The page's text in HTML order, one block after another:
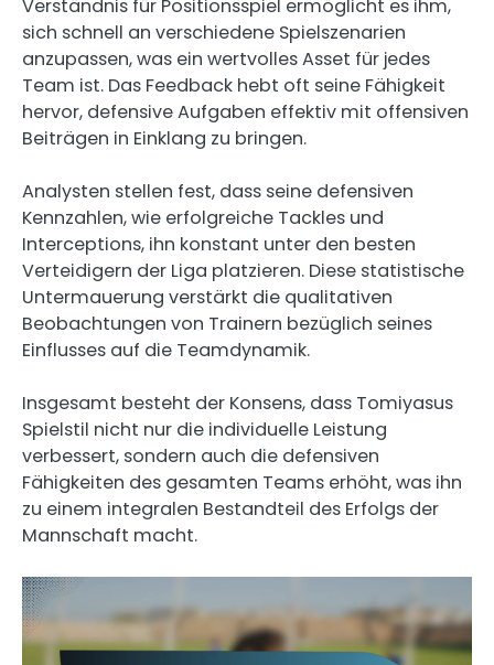
Verständnis für Positionsspiel ermöglicht es ihm,
sich schnell an verschiedene Spielszenarien
anzupassen, was ein wertvolles Asset für jedes
Team ist. Das Feedback hebt oft seine Fähigkeit
hervor, defensive Aufgaben effektiv mit offensiven
Beiträgen in Einklang zu bringen.
Analysten stellen fest, dass seine defensiven
Kennzahlen, wie erfolgreiche Tackles und
Interceptions, ihn konstant unter den besten
Verteidigern der Liga platzieren. Diese statistische
Untermauerung verstärkt die qualitativen
Beobachtungen von Trainern bezüglich seines
Einflusses auf die Teamdynamik.
Insgesamt besteht der Konsens, dass Tomiyasus
Spielstil nicht nur die individuelle Leistung
verbessert, sondern auch die defensiven
Fähigkeiten des gesamten Teams erhöht, was ihn
zu einem integralen Bestandteil des Erfolgs der
Mannschaft macht.